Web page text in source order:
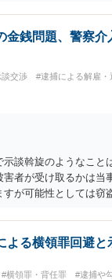
金銭問題、警察介
談交渉
#逮捕による解雇・
談斡旋のようなこと
者が受け取るかは当
すが可能性としては窃
よる横領罪回避と
#横領罪・背任罪
#逮捕や